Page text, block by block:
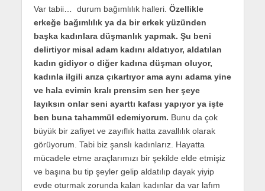
Var tabii… durum bağımlılık halleri. Özellikle
erkeğe bağımlılık ya da bir erkek yüzünden
başka kadınlara düşmanlık yapmak. Şu beni
delirtiyor misal adam kadını aldatıyor, aldatılan
kadın gidiyor o diğer kadına düşman oluyor,
kadınla ilgili arıza çıkartıyor ama aynı adama yine
ve hala evimin kralı prensim sen her şeye
layıksın onlar seni ayarttı kafası yapıyor ya işte
ben buna tahammül edemiyorum. Bunu da çok
büyük bir zafiyet ve zayıflık hatta zavallılık olarak
görüyorum. Tabi biz şanslı kadınlarız. Hayatta
mücadele etme araçlarımızı bir şekilde elde etmişiz
ve başına bu tip şeyler gelip aldatılıp dayak yiyip
evde oturmak zorunda kalan kadınlar da var lafım